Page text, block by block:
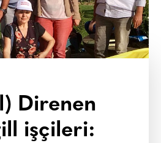
Direnen
işçileri: